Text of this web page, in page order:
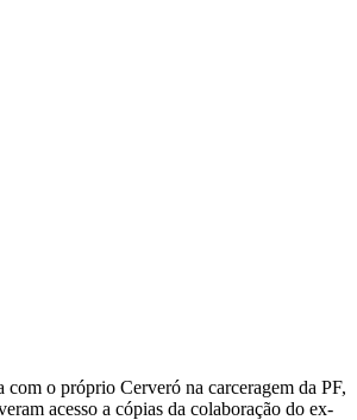
o próprio Cerveró na carceragem da PF,
acesso a cópias da colaboração do ex-